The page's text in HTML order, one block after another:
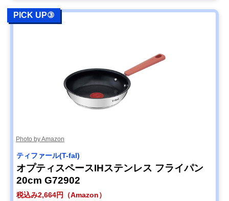
PICK UP③
Photo by Amazon
ティファール(T-fal)
オプティスペースIHステンレス フライパン
20cm G72902
税込み2,664円（Amazon）